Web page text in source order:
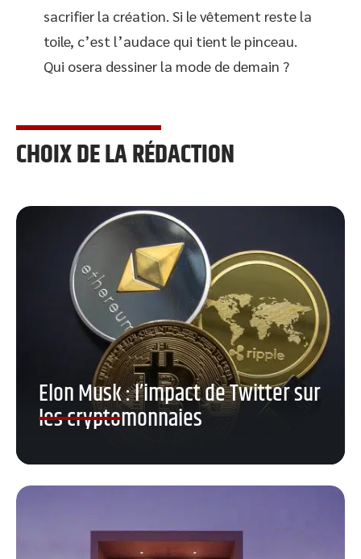
sacrifier la création. Si le vêtement reste la
toile, c’est l’audace qui tient le pinceau.
Qui osera dessiner la mode de demain ?
CHOIX DE LA RÉDACTION
Elon Musk : l’impact de Twitter sur
les cryptomonnaies